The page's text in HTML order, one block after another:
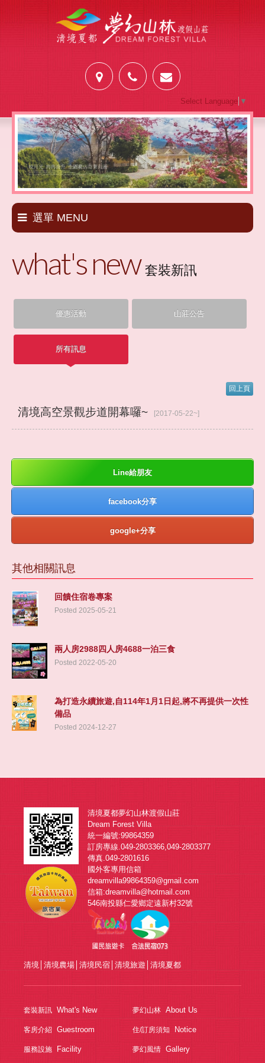
Select Language ▼
選單 MENU
夢幻風情
聯絡我們
what's new 套裝新訊
優惠活動 山莊公告
所有訊息
回上頁
清境高空景觀步道開幕囉~ [2017-05-22~]
Line給朋友
facebook分享
google+分享
其他相關訊息
回饋住宿卷專案
Posted 2025-05-21
兩人房2988四人房4688一泊三食
Posted 2022-05-20
為打造永續旅遊,自114年1月1日起,將不再提供一次性
備品
Posted 2024-12-27
清境夏都夢幻山林渡假山莊
Dream Forest Villa
統一編號:99864359
訂房專線.049-2803366,049-2803377
傳真.049-2801616
國外客專用信箱
dreamvilla99864359@gmail.com
信箱:dreamvilla@hotmail.com
546南投縣仁愛鄉定遠新村32號
清境 清境農場 清境民宿 清境旅遊 清境夏都
套裝新訊 What's New 夢幻山林 About Us
客房介紹 Guestroom 住/訂房須知 Notice
服務設施 Facility 夢幻風情 Gallery